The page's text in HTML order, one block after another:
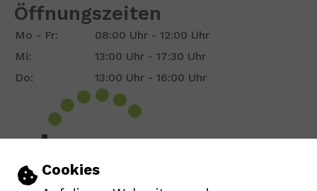
Einstellungen zu Cookies und
Cookies
Öffnungszeiten
Mo - Fr:
08:00 Uhr - 12:00 Uhr
Mi:
13:00 Uhr - 17:30 Uhr
Do:
13:00 Uhr - 16:00 Uhr
Show larger version for: